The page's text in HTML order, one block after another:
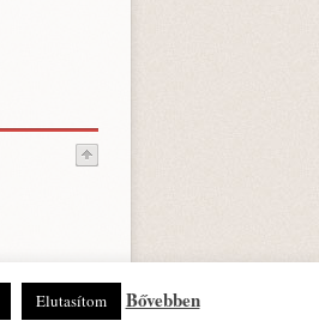
Elutasítom Bővebben